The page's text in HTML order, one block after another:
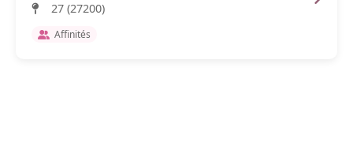
27 (27200)
Affinités